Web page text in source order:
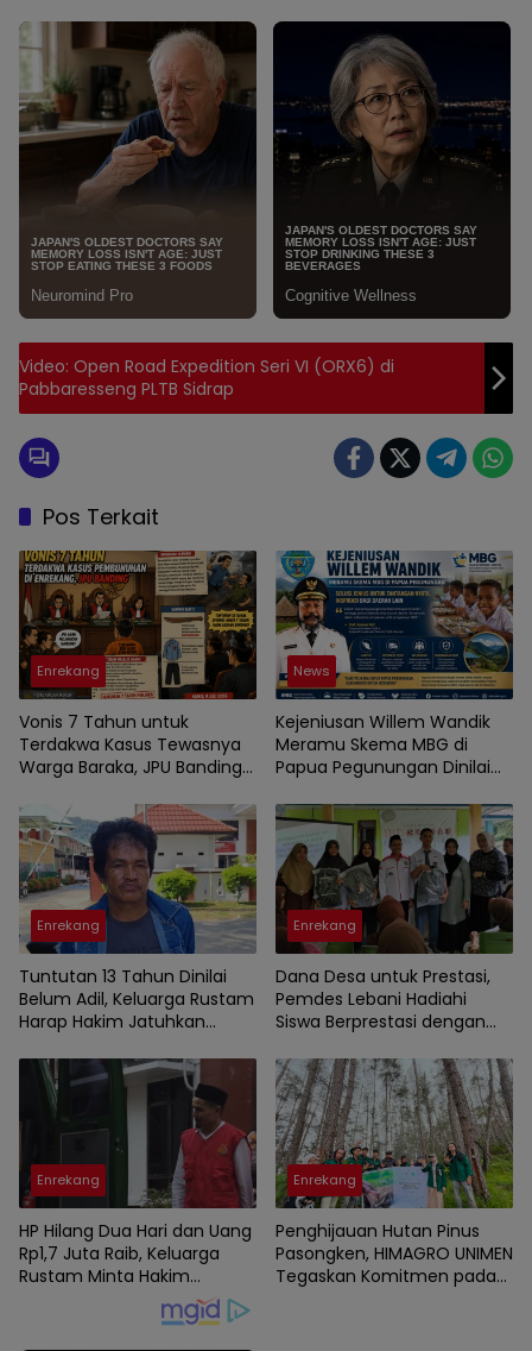
Video: Open Road Expedition Seri VI (ORX6) di
Pabbaresseng PLTB Sidrap
Pos Terkait
Enrekang
Vonis 7 Tahun untuk
Terdakwa Kasus Tewasnya
Warga Baraka, JPU Banding
News
Kejeniusan Willem Wandik
Meramu Skema MBG di
Papua Pegunungan Dinilai
Enrekang
Tuntutan 13 Tahun Dinilai
Belum Adil, Keluarga Rustam
Harap Hakim Jatuhkan
Pelaku
Enrekang
Dana Desa untuk Prestasi,
Pemdes Lebani Hadiahi
Siswa Berprestasi dengan
Sekolah
Enrekang
HP Hilang Dua Hari dan Uang
Rp1,7 Juta Raib, Keluarga
Rustam Minta Hakim
Bongkar Semua Fakta
Kematian Korban
Enrekang
Penghijauan Hutan Pinus
Pasongken, HIMAGRO UNIMEN
Tegaskan Komitmen pada